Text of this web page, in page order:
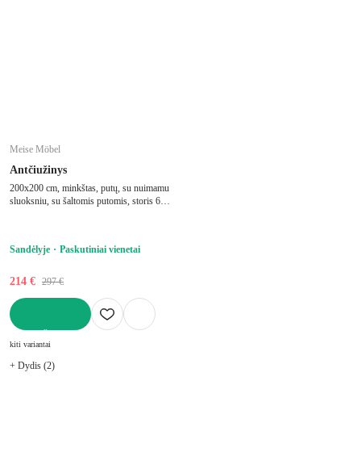
Meise Möbel
Antčiužinys
200x200 cm, minkštas, putų, su nuimamu
sluoksniu, su šaltomis putomis, storis 6
Sandėlyje Paskutiniai vienetai
214 € 297 €
kiti variantai
+ Dydis (2)